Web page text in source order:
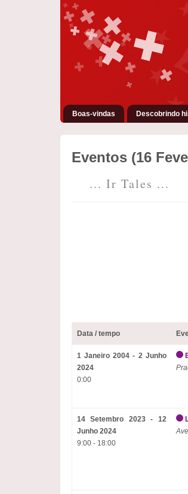
Boas-vindas Descobrindo
Eventos (16
... Ir Tales ...
Data / tempo
1 Janeiro 2004 - 2 Junho
2024
0:00
14 Setembro 2023 - 12
Junho 2024
9:00 - 18:00